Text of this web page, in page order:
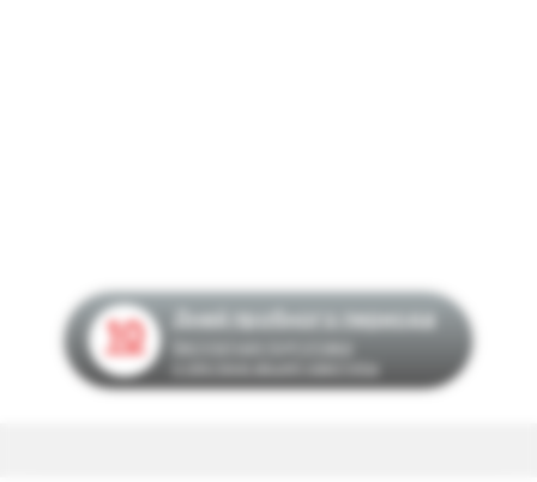
10
и реклама вашей квартиры
Дней пробного периода